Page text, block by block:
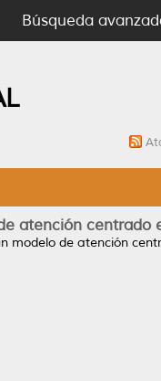
Búsqueda
atención centrado
modelo de atención